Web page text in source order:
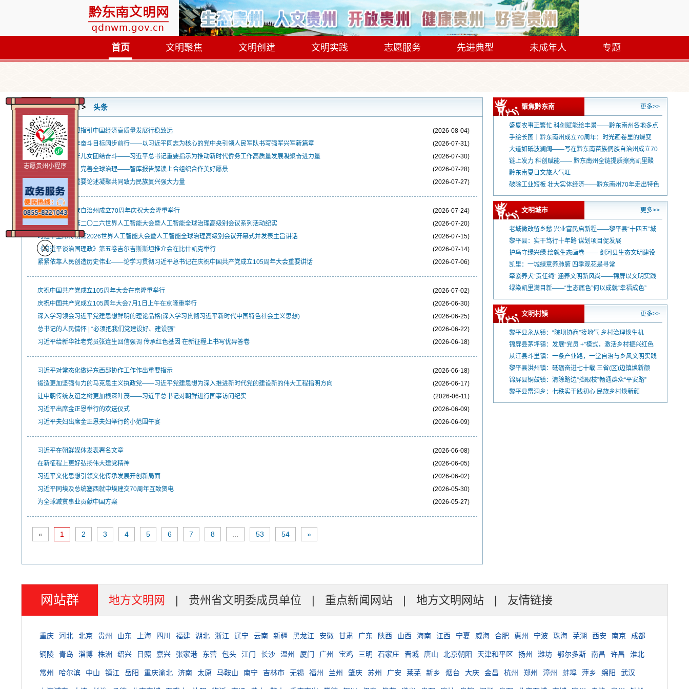
首页 文明聚焦 文明创建 文明实践 志愿服务 先进典型 未成年人 专题
首页 头条
习近平经济思想指引中国经济高质量发展行稳致远
(2026-08-04)
向着建军一百年奋斗目标阔步前行——以习近平同志为核心的党中央引领人民军队书写强军兴军新篇章
(2026-07-31)
促进海内外中华儿女团结奋斗——习近平总书记重要指示为推动新时代侨务工作高质量发展凝聚奋进力量
(2026-07-30)
坚持公平正义 完善全球治理——智库报告解读上合组织合作美好愿景
(2026-07-28)
习近平总书记重要论述凝聚共同致力民族复兴强大力量
(2026-07-27)
黔东南苗族侗族自治州成立70周年庆祝大会隆重举行
(2026-07-24)
习近平主席出席二〇二六世界人工智能大会暨人工智能全球治理高级别会议系列活动纪实
(2026-07-20)
习近平主席将出席2026世界人工智能大会暨人工智能全球治理高级别会议开幕式并发表主旨讲话
(2026-07-15)
《习近平谈治国理政》第五卷吉尔吉斯斯坦推介会在比什凯克举行
(2026-07-14)
紧紧依靠人民创造历史伟业——论学习贯彻习近平总书记在庆祝中国共产党成立105周年大会重要讲话
(2026-07-06)
庆祝中国共产党成立105周年大会在京隆重举行
(2026-07-02)
庆祝中国共产党成立105周年大会7月1日上午在京隆重举行
(2026-06-30)
深入学习领会习近平党建思想鲜明的理论品格(深入学习贯彻习近平新时代中国特色社会主义思想)
(2026-06-25)
总书记的人民情怀 | “必须把我们党建设好、建设强”
(2026-06-22)
习近平给新华社老党员张连生回信强调 传承红色基因 在新征程上书写优异答卷
(2026-06-18)
习近平对常态化做好东西部协作工作作出重要指示
(2026-06-18)
锻造更加坚强有力的马克思主义执政党——习近平党建思想为深入推进新时代党的建设新的伟大工程指明方向
(2026-06-17)
让中朝传统友谊之树更加根深叶茂——习近平总书记对朝鲜进行国事访问纪实
(2026-06-11)
习近平出席金正恩举行的欢送仪式
(2026-06-09)
习近平夫妇出席金正恩夫妇举行的小范围午宴
(2026-06-09)
习近平在朝鲜媒体发表署名文章
(2026-06-08)
在新征程上更好弘扬伟大建党精神
(2026-06-05)
习近平文化思想引领文化传承发展开创新局面
(2026-06-02)
习近平同埃及总统塞西就中埃建交70周年互致贺电
(2026-05-30)
为全球减贫事业贡献中国方案
(2026-05-27)
« 1 2 3 4 5 6 7 8 53 54 »
聚焦黔东南 更多>>
盛夏农事正繁忙 科创赋能绘丰景——黔东南州各地多点
发力激活乡村振兴产业动能
手绘长图｜黔东南州成立70周年：时光画卷里的蝶变
大道如砥波澜阔——写在黔东南苗族侗族自治州成立70
周年之际
链上发力 科创赋能—— 黔东南州全链提质擦亮凯里酸
汤百亿产业名片
黔东南夏日文旅人气旺
破除工业短板 壮大实体经济——黔东南州70年走出特色
新型工业化发展之路
文明城市 更多>>
老城微改留乡愁 兴业富民启新程——黎平县“十四五”城
市更新工作综述
黎平县：实干笃行十年路 谋划项目促发展
护鸟守绿兴绿 绘就生态画卷 —— 剑河县生态文明建设
纪实
凯里：一城绿意养肺腑 四季观花是寻常
牵紧养犬“责任绳” 涵养文明新风尚——锦屏以文明实践
赋能基层治理 引导群众从“被动管”到“自觉守”
绿染凯里满目新——“生态底色”何以成就“幸福成色”
文明村镇 更多>>
黎平县永从镇：“院坝协商”接地气 乡村治理焕生机
锦屏县茅坪镇：发展“党员 +”模式，激活乡村振兴红色
动能
从江县斗里镇：一条产业路，一堂自治与乡风文明实践
课
黎平县洪州镇：砥砺奋进七十载 三省(区)边镇焕新颜
锦屏县铜鼓镇：清除路边“挡眼枝”畅通群众“平安路”
黎平县雷洞乡：七秩实干践初心 民族乡村焕新颜
网站群 地方文明网 | 贵州省文明委成员单位 | 重点新闻网站 | 地方文明网站 | 友情链接
重庆 河北 北京 贵州 山东 上海 四川 福建 湖北 浙江 辽宁 云南 新疆 黑龙江 安徽 甘肃 广东 陕西 山西 海南 江西 宁夏 威海 合肥 惠州 宁波 珠海 芜湖 西安 南京 成都
铜陵 青岛 淄博 株洲 绍兴 日照 嘉兴 张家港 东营 包头 江门 长沙 温州 厦门 广州 宝鸡 三明 石家庄 晋城 唐山 北京朝阳 天津和平区 扬州 潍坊 鄂尔多斯 南昌 许昌 淮北
常州 哈尔滨 中山 镇江 岳阳 重庆渝北 济南 太原 马鞍山 南宁 吉林市 无锡 福州 兰州 肇庆 苏州 广安 莱芜 新乡 烟台 大庆 金昌 杭州 郑州 漳州 蚌埠 萍乡 绵阳 武汉
志愿贵州小程序